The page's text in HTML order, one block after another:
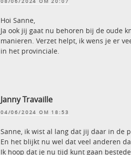
08/06/2024 OM 20:07
Hoi Sanne,
Ja ook jij gaat nu behoren bij de oude
manieren. Verzet helpt, ik wens je er
in het provinciale.
Janny Travaille
04/06/2024 OM 18:53
Sanne, ik wist al lang dat jij daar in de
En het blijkt nu wel dat veel anderen
Ik hoop dat je nu tijd kunt gaan